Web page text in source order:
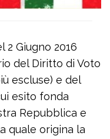
2 Giugno 2016
del Diritto di Voto
escluse) e del
esito fonda
Repubblica e
quale origina la